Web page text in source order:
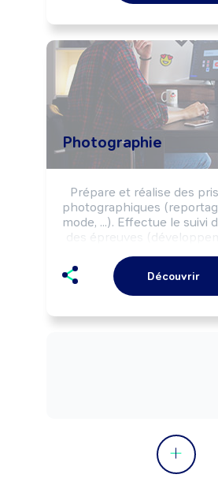
la structure.
Photographie
Prépare et réalise des
photographiques
mode, ...). Effectue le suivi
des épreuves
intellectuelle et les
commandes (thème, délais,
Peut effectuer des
équipe.
Découvrir